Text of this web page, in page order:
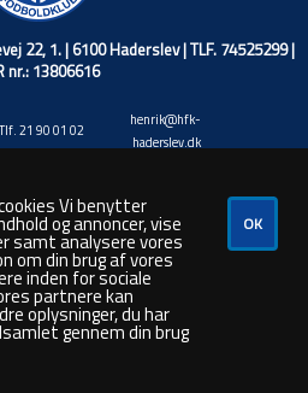
22, 1. | 6100 Haderslev | TLF. 74525299 |
nr.: 13806616
21 90 01 02
henrik@hfk-
haderslev.dk
20 88 92 20
jacob@hfk-
haderslev.dk
48 80 50 26
rasmus@hfk-
haderslev.dk
66 44 35 87
steven@hfk-
haderslev.dk
Vi benytter
og annoncer, vise
samt analysere vores
om din brug af vores
inden for sociale
partnere kan
oplysninger, du har
gennem din brug